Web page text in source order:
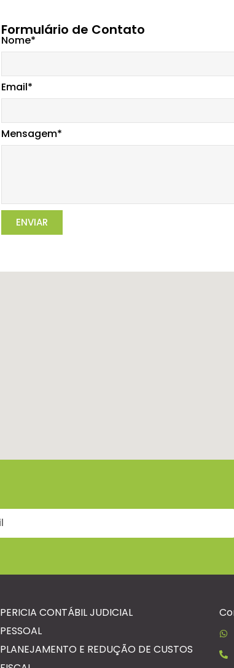
Formulário de Contato
Nome*
Email*
Mensagem*
ENVIAR
PERICIA CONTÁBIL JUDICIAL
PESSOAL
PLANEJAMENTO E REDUÇÃO DE CUSTOS